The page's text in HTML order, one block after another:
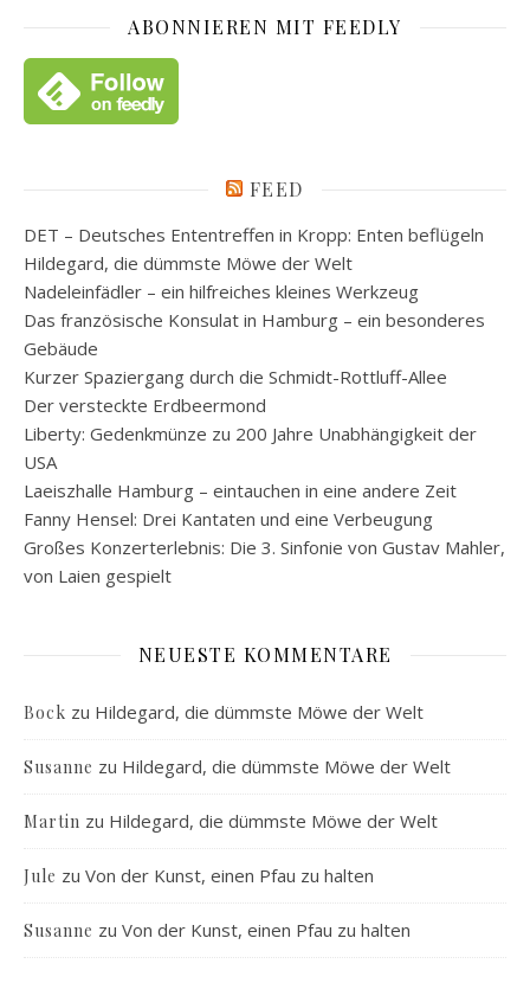
ABONNIEREN MIT FEEDLY
FEED
DET – Deutsches Ententreffen in Kropp: Enten beflügeln
Hildegard, die dümmste Möwe der Welt
Nadeleinfädler – ein hilfreiches kleines Werkzeug
Das französische Konsulat in Hamburg – ein besonderes
Gebäude
Kurzer Spaziergang durch die Schmidt-Rottluff-Allee
Der versteckte Erdbeermond
Liberty: Gedenkmünze zu 200 Jahre Unabhängigkeit der
USA
Laeiszhalle Hamburg – eintauchen in eine andere Zeit
Fanny Hensel: Drei Kantaten und eine Verbeugung
Großes Konzerterlebnis: Die 3. Sinfonie von Gustav Mahler,
von Laien gespielt
NEUESTE KOMMENTARE
Bock zu Hildegard, die dümmste Möwe der Welt
Susanne zu Hildegard, die dümmste Möwe der Welt
Martin zu Hildegard, die dümmste Möwe der Welt
Jule zu Von der Kunst, einen Pfau zu halten
Susanne zu Von der Kunst, einen Pfau zu halten